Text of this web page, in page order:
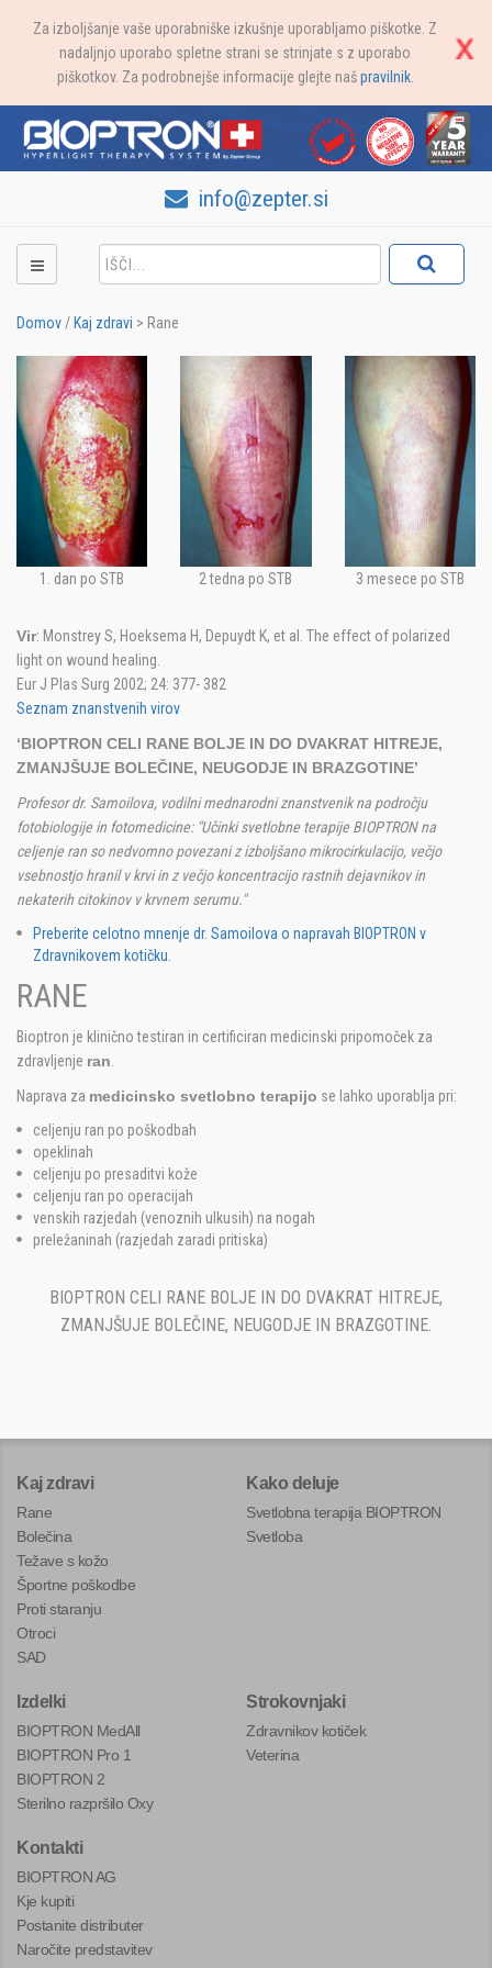
Za izboljšanje vaše uporabniške izkušnje uporabljamo piškotke. Z
nadaljnjo uporabo spletne strani se strinjate s z uporabo
piškotkov. Za podrobnejše informacije glejte našpravilnik.
info@zepter.si
Domov / Kaj zdravi > Rane
1. dan po STB 2 tedna po STB 3 mesece po STB
Vir: Monstrey S, Hoeksema H, Depuydt K, et al. The effect of polarized
light on wound healing.
Eur J Plas Surg 2002; 24: 377- 382
Seznam znanstvenih virov
‘BIOPTRON CELI RANE BOLJE IN DO DVAKRAT HITREJE,
ZMANJŠUJE BOLEČINE, NEUGODJE IN BRAZGOTINE’
Profesor dr. Samoilova, vodilni mednarodni znanstvenik na področju
fotobiologije in fotomedicine: "Učinki svetlobne terapije BIOPTRON na
celjenje ran so nedvomno povezani z izboljšano mikrocirkulacijo, večjo
vsebnostjo hranil v krvi in z večjo koncentracijo rastnih dejavnikov in
nekaterih citokinov v krvnem serumu."
Preberite celotno mnenje dr. Samoilova o napravah BIOPTRON v
Zdravnikovem kotičku.
RANE
Bioptron je klinično testiran in certificiran medicinski pripomoček za
zdravljenje ran.
Naprava za medicinsko svetlobno terapijo se lahko uporablja pri:
celjenju ran po poškodbah
opeklinah
celjenju po presaditvi kože
celjenju ran po operacijah
venskih razjedah (venoznih ulkusih) na nogah
preležaninah (razjedah zaradi pritiska)
BIOPTRON CELI RANE BOLJE IN DO DVAKRAT HITREJE,
ZMANJŠUJE BOLEČINE, NEUGODJE IN BRAZGOTINE.
Kaj zdravi
Rane
Bolečina
Težave s kožo
Športne poškodbe
Proti staranju
Otroci
SAD
Kako deluje
Svetlobna terapija BIOPTRON
Svetloba
Izdelki
BIOPTRON MedAll
BIOPTRON Pro 1
BIOPTRON 2
Sterilno razpršilo Oxy
Strokovnjaki
Zdravnikov kotiček
Veterina
Kontakti
BIOPTRON AG
Kje kupiti
Postanite distributer
Naročite predstavitev